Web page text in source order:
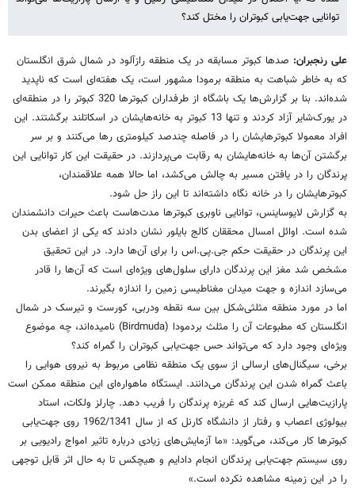
توانایی جهت‌یابی کبوتران را مختل کند؟
علی رنجبران: صدها کبوتر مسابقه در یک منطقه رازآلود در شمال شرق انگلستان
که به خاطر شباهت به منطقه برمودا مشهور است، یک هفته‌ای است که ناپدید
شده‌اند. بنا بر گزارش‌ها یک باشگاه از طرفداران کبوترها 320 کبوتر را در منطقه‌ای
در یورک‌شایر آزاد کردند و تنها 13 کبوتر به خانه‌هایشان در اسکاتلند برگشتند. این
افراد معمولا کبوترهایشان را در فاصله چندصد کیلومتری رها می‌کنند و بر سر
برگشتن آن‌ها به خانه‌هایشان به رقابت می‌پردازند. در حقیقت این کار توانایی این
پرندگان را در یافتن مسیر به چالش می‌کشد، اما حالا همه علاقمندان،
کبوترهایشان را در خانه نگاه داشته‌اند تا این راز حل شود.
به گزارش لایوساینس، توانایی ناوبری کبوترها مدت‌هاست باعث حیرات دانشمندان
شده است. اوائل امسال محققان کالج بایلور نشان دادند که یکی از اعضای بدن
این پرندگان در حقیقت حکم جی.پی.اس را برای آن‌ها دارد. در این تحقیق
مشخص شد مغز این پرندگان دارای سلول‌های ویژه‌ای است که آن‌ها را قادر
می‌سازد اندازه و جهت میدان مغناطیسی زمین را اندازه بگیرند.
اما در مورد منطقه مثلثی‌شکل بین سه نقطه ودربی، کورست و تیرسک در شمال
انگلستان که مطبوعات آن را مثلث بردمودا (Birdmuda) نامیده‌اند، چه موضوع
ویژه‌ای وجود دارد که می‌تواند حس جهت‌یابی کبوتران را گمراه کند؟
برخی، سیگنال‌های ارسالی از سوی یک منطقه نظامی مربوط به نیروی هوایی را
باعث گمراه شدن این پرندگان می‌دانند. ایستگاه ماهواره‌ای این منطقه ممکن است
پارازیت‌هایی ارسال کند که غریزه پرندگان را فریب دهد. چارلز ولکات، استاد
بیولوژی اعصاب و رفتار از دانشگاه کارنل که از سال 1962/1341 روی جهت‌یابی
کبوترها کار می‌کند، می‌گوید: «ما آزمایش‌های زیادی درباره تاثیر امواج رادیویی بر
روی سیستم جهت‌یابی پرندگان انجام دادایم و هیچکس تا به حال اثر قابل توجهی
را در این زمینه مشاهده نکرده است.»